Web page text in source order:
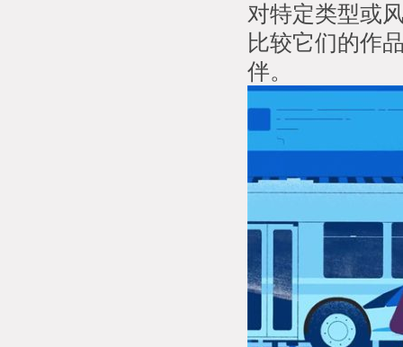
对特定类型或
比较它们的作
伴。